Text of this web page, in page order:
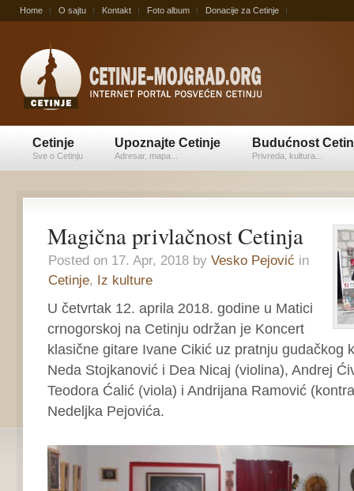
Home O sajtu Kontakt Foto album Donacije za Cetinje
Cetinje
Sve o Cetinju
Upoznajte Cetinje
Adresar, mapa...
Budućnost
Privreda, kultura...
Magična privlačnost Cetinja
Posted on 17. Apr, 2018 by Vesko Pejović in
Cetinje, Iz kulture
U četvrtak 12. aprila 2018. godine u Matici
crnogorskoj na Cetinju održan je Koncert
klasične gitare Ivane Cikić uz pratnju gudačkog
Neda Stojkanović i Dea Nicaj (violina), Andrej
Teodora Ćalić (viola) i Andrijana Ramović
Nedeljka Pejovića.